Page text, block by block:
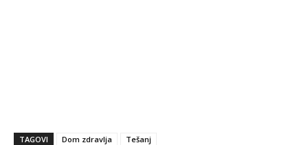
TAGOVI Dom zdravlja Tešanj